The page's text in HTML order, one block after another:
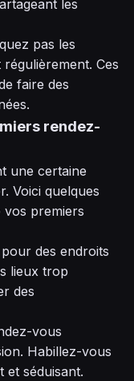
les
pas les
Ces
faire des
rendez-
une certaine
Voici quelques
premiers
des endroits
lieux trop
des
vous
Habillez-vous
séduisant.